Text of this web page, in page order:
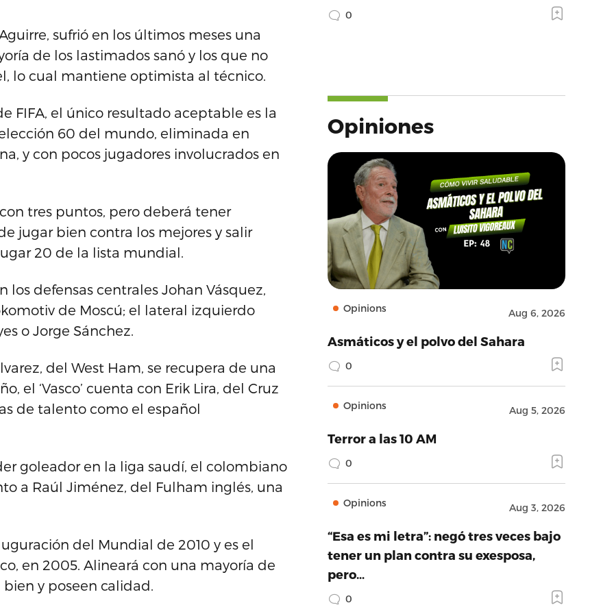
sufrió en los últimos meses una
de los lastimados sanó y los que no
lo cual mantiene optimista al técnico.
FIFA, el único resultado aceptable es la
60 del mundo, eliminada en
y con pocos jugadores involucrados en
tres puntos, pero deberá tener
jugar bien contra los mejores y salir
20 de la lista mundial.
los defensas centrales Johan Vásquez,
de Moscú; el lateral izquierdo
o Jorge Sánchez.
del West Ham, se recupera de una
el ‘Vasco’ cuenta con Erik Lira, del Cruz
de talento como el español
goleador en la liga saudí, el colombiano
a Raúl Jiménez, del Fulham inglés, una
del Mundial de 2010 y es el
en 2005. Alineará con una mayoría de
y poseen calidad.
0
Opiniones
Opinions Aug 6, 2026
Asmáticos y el polvo del Sahara
0
Opinions Aug 5, 2026
Terror a las 10 AM
0
Opinions Aug 3, 2026
“Esa es mi letra”: negó tres veces bajo
tener un plan contra su exesposa,
pero…
0